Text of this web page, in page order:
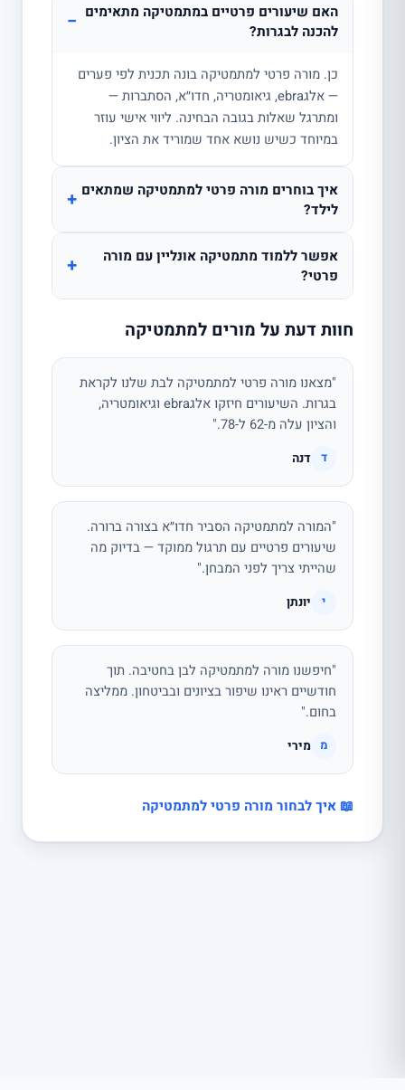
האם שיעורים פרטיים במתמטיקה מתאימים
להכנה לבגרות?
−
כן. מורה פרטי למתמטיקה בונה תכנית לפי פערים
— אלגebra, גיאומטריה, חדו״א, הסתברות —
ומתרגל שאלות בגובה הבחינה. ליווי אישי עוזר
במיוחד כשיש נושא אחד שמוריד את הציון.
איך בוחרים מורה פרטי למתמטיקה שמתאים
לילד?
+
אפשר ללמוד מתמטיקה אונליין עם מורה
פרטי?
+
חוות דעת על מורים למתמטיקה
"מצאנו מורה פרטי למתמטיקה לבת שלנו לקראת
בגרות. השיעורים חיזקו אלגebra וגיאומטריה,
והציון עלה מ-62 ל-78."
ד דנה
"המורה למתמטיקה הסביר חדו״א בצורה ברורה.
שיעורים פרטיים עם תרגול ממוקד — בדיוק מה
שהייתי צריך לפני המבחן."
י יונתן
"חיפשנו מורה למתמטיקה לבן בחטיבה. תוך
חודשיים ראינו שיפור בציונים ובביטחון. ממליצה
בחום."
מ מירי
📖 איך לבחור מורה פרטי למתמטיקה